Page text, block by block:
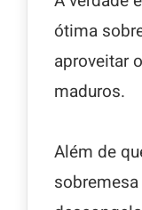
ótima
aproveitar
maduros.
Além de